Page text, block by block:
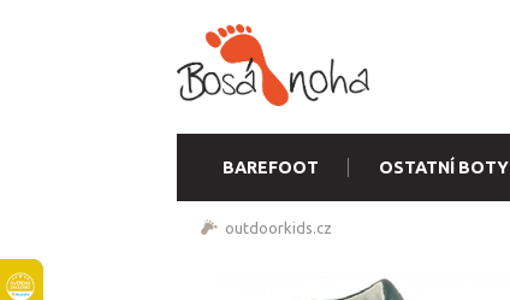
BAREFOOT OSTATNÍ BOTY
outdoorkids.cz